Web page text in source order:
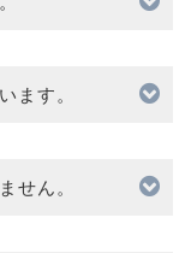
ます。
せん。